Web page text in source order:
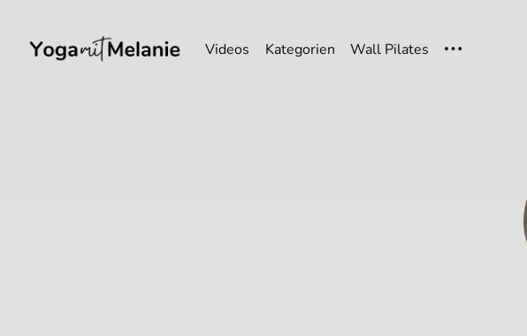
Videos Kategorien Wall Pilates